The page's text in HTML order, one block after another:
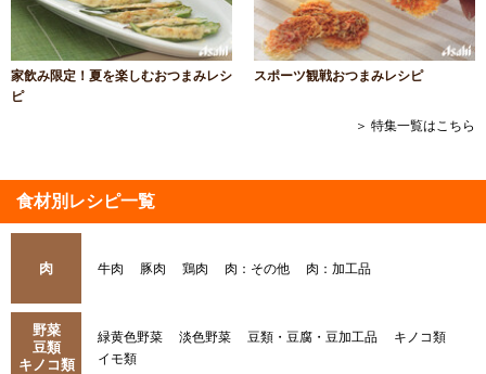
家飲み限定！夏を楽しむおつまみレシ
ピ
スポーツ観戦おつまみレシピ
＞ 特集一覧はこちら
食材別レシピ一覧
肉 牛肉 豚肉 鶏肉 肉：その他 肉：加工品
野菜
豆類
キノコ類
緑黄色野菜 淡色野菜 豆類・豆腐・豆加工品
キノコ類
イモ類